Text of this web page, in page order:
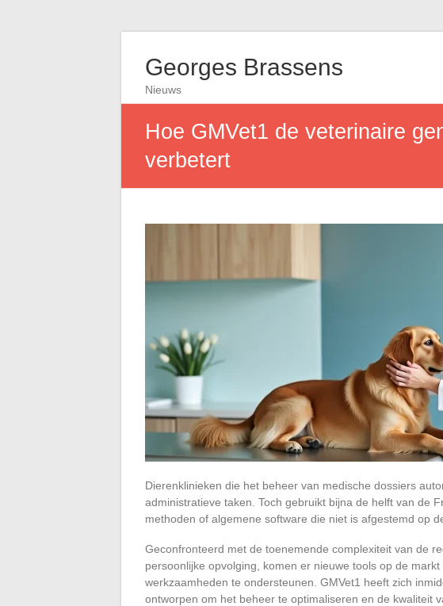
Georges Brassens
Nieuws
Hoe GMVet1 de veterinaire
verbetert
Dierenklinieken die het beheer van medische dossiers
administratieve taken. Toch gebruikt bijna de helft van de
methoden of algemene software die niet is afgestemd op
Geconfronteerd met de toenemende complexiteit van de
persoonlijke opvolging, komen er nieuwe tools op de
werkzaamheden te ondersteunen. GMVet1 heeft zich
ontworpen om het beheer te optimaliseren en de kwaliteit